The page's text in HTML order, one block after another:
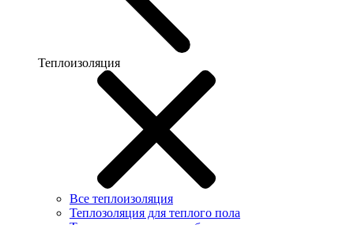
Теплоизоляция
Все теплоизоляция
Теплозоляция для теплого пола